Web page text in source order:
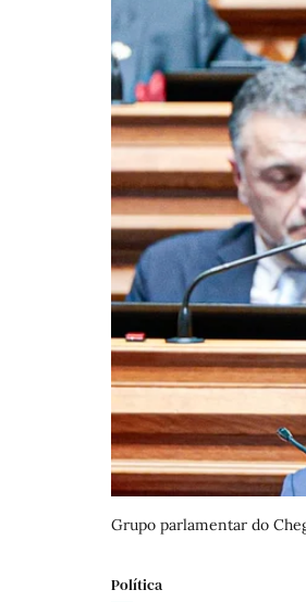
Grupo parlamentar do
Política